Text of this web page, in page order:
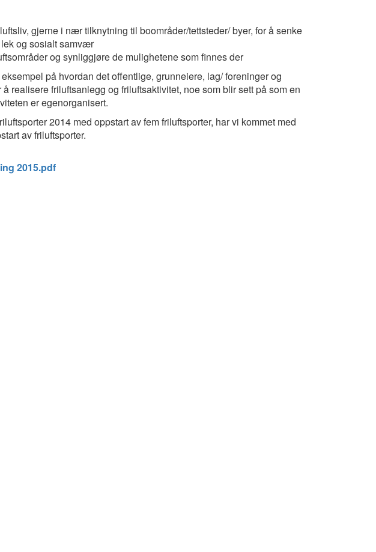
gjerne i nær tilknytning til boområder/tettsteder/ byer, for å senke
og sosialt samvær
og synliggjøre de mulighetene som finnes der
på hvordan det offentlige, grunneiere, lag/ foreninger og
realisere friluftsanlegg og friluftsaktivitet, noe som blir sett på som en
er egenorganisert.
2014 med oppstart av fem friluftsporter, har vi kommet med
av friluftsporter.
2015.pdf